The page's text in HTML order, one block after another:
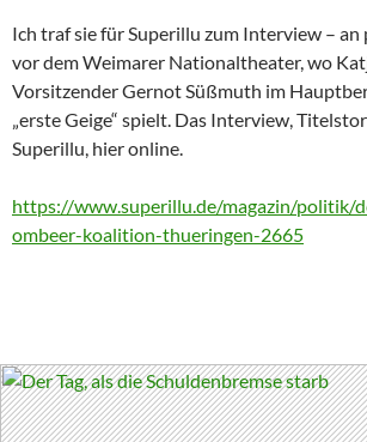
Ich traf sie für Superillu zum Interview –
vor dem Weimarer Nationaltheater, wo
Vorsitzender Gernot Süßmuth im
„erste Geige“ spielt. Das Interview,
Superillu, hier online.
https://www.superillu.de/magazin/politik/
ombeer-koalition-thueringen-2665